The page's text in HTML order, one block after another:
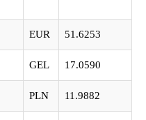
EUR 51.6253
GEL 17.0590
PLN 11.9882